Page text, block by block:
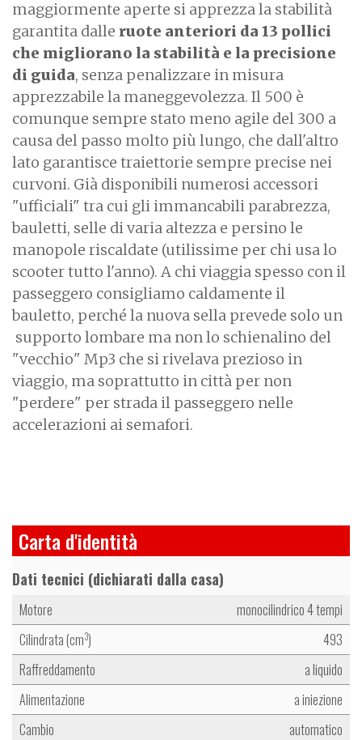
maggiormente aperte si apprezza la stabilità
garantita dalle ruote anteriori da 13 pollici
che migliorano la stabilità e la precisione
di guida, senza penalizzare in misura
apprezzabile la maneggevolezza. Il 500 è
comunque sempre stato meno agile del 300 a
causa del passo molto più lungo, che dall'altro
lato garantisce traiettorie sempre precise nei
curvoni. Già disponibili numerosi accessori
"ufficiali" tra cui gli immancabili parabrezza,
bauletti, selle di varia altezza e persino le
manopole riscaldate (utilissime per chi usa lo
scooter tutto l'anno). A chi viaggia spesso con il
passeggero consigliamo caldamente il
bauletto, perché la nuova sella prevede solo un
supporto lombare ma non lo schienalino del
"vecchio" Mp3 che si rivelava prezioso in
viaggio, ma soprattutto in città per non
"perdere" per strada il passeggero nelle
accelerazioni ai semafori.
Carta d'identità
Dati tecnici (dichiarati dalla casa)
Motore
monocilindrico 4 tempi
Cilindrata (cm3)
493
Raffreddamento
a liquido
Alimentazione
a iniezione
Cambio
automatico